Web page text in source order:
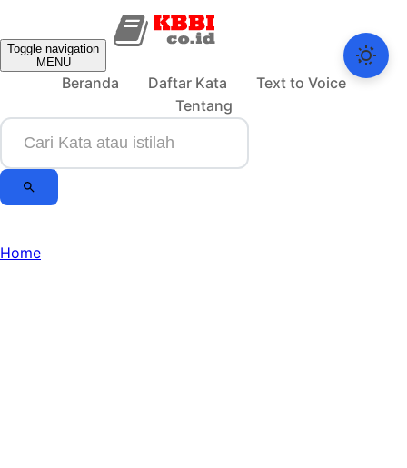
Toggle navigation
MENU
Beranda Daftar Kata
Text to Voice
Tentang
Home